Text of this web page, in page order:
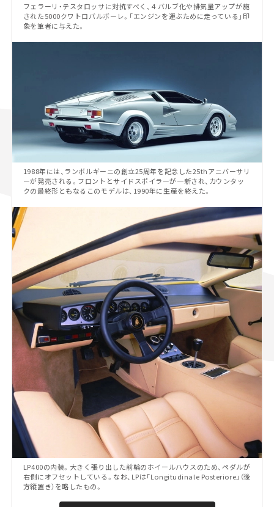
フェラーリ・テスタロッサに対抗すべく、４バルブ化や排気量アップが施
された5000クワトロバルボーレ。「エンジンを運ぶために走っている」印
象を筆者に与えた。
1988年には、ランボルギーニの創立25周年を記念した25thアニバーサリ
ーが発売される。フロントとサイドスポイラーが一新され、カウンタッ
クの最終形ともなるこのモデルは、1990年に生産を終えた。
LP400の内装。大きく張り出した前輪のホイールハウスのため、ペダルが
右側にオフセットしている。なお、LPは「Longitudinale Posteriore」（後
方縦置き）を略したもの。